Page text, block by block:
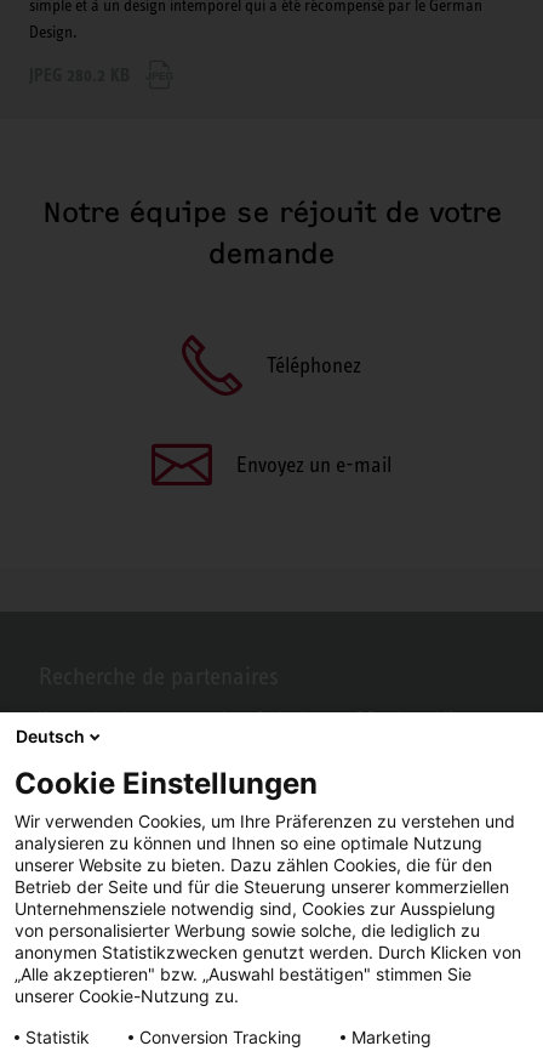
simple et à un design intemporel qui a été récompensé par le German
Design.
Notre équipe se réjouit de votre
demande
Téléphonez
Envoyez un e-mail
Vous recherchez un partenaire près de chez vous? Pas de problème
avec STIEBEL ELTRON.
Facebook YouTube LinkedIn
Instagram
Deutsch
Cookie Einstellungen
Wir verwenden Cookies, um Ihre Präferenzen zu verstehen und
analysieren zu können und Ihnen so eine optimale Nutzung
unserer Website zu bieten. Dazu zählen Cookies, die für den
Betrieb der Seite und für die Steuerung unserer kommerziellen
Unternehmensziele notwendig sind, Cookies zur Ausspielung
von personalisierter Werbung sowie solche, die lediglich zu
anonymen Statistikzwecken genutzt werden. Durch Klicken von
„Alle akzeptieren" bzw. „Auswahl bestätigen" stimmen Sie
unserer Cookie-Nutzung zu.
Statistik
Conversion Tracking Marketing